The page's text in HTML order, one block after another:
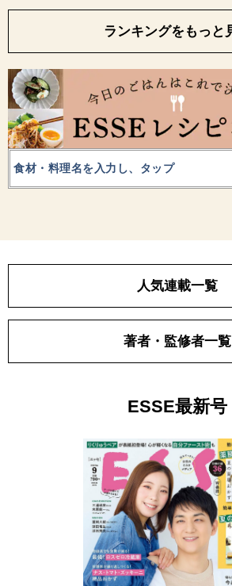
ランキングをもっと
人気連載一覧
著者・監修者一覧
ESSE最新号